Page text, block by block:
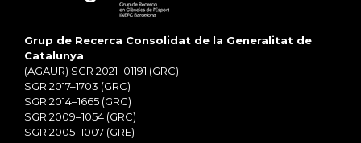
Grup de Recerca Consolidat de la Generalitat de
Catalunya
(AGAUR) SGR 2021–01191 (GRC)
SGR 2017–1703 (GRC)
SGR 2014–1665 (GRC)
SGR 2009–1054 (GRC)
SGR 2005–1007 (GRE)